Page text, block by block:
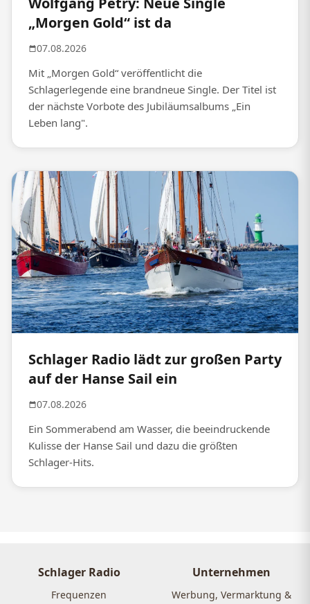
„Morgen Gold“ ist da
07.08.2026
Mit „Morgen Gold“ veröffentlicht die
Schlagerlegende eine brandneue Single. Der Titel ist
der nächste Vorbote des Jubiläumsalbums „Ein
Leben lang".
Schlager Radio lädt zur großen Party
auf der Hanse Sail ein
07.08.2026
Ein Sommerabend am Wasser, die beeindruckende
Kulisse der Hanse Sail und dazu die größten
Schlager-Hits.
Schlager Radio
Frequenzen
Unternehmen
Werbung, Vermarktung &